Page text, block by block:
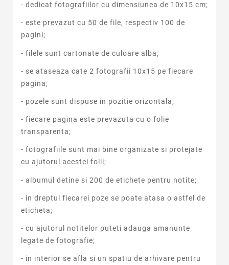
- dedicat fotografiilor cu dimensiunea de 10x15 cm;
- este prevazut cu 50 de file, respectiv 100 de
pagini;
- filele sunt cartonate de culoare alba;
- se ataseaza cate 2 fotografii 10x15 pe fiecare
pagina;
- pozele sunt dispuse in pozitie orizontala;
- fiecare pagina este prevazuta cu o folie
transparenta;
- fotografiile sunt mai bine organizate si protejate
cu ajutorul acestei folii;
- albumul detine si 200 de etichete pentru notite;
- in dreptul fiecarei poze se poate atasa o astfel de
eticheta;
- cu ajutorul notitelor puteti adauga amanunte
legate de fotografie;
- in interior se afla si un spatiu de arhivare pentru